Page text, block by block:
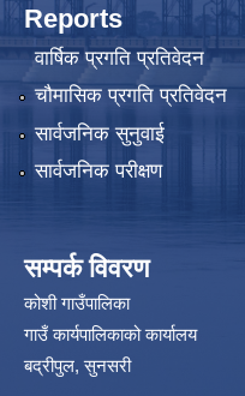
Reports
वार्षिक प्रगति प्रतिवेदन
चौमासिक प्रगति प्रतिवेदन
सार्वजनिक सुनुवाई
सार्वजनिक परीक्षण
सम्पर्क विवरण
कोशी गाउँपालिका
गाउँ कार्यपालिकाको कार्यालय
बद्रीपुल, सुनसरी